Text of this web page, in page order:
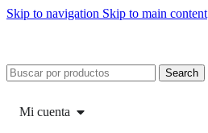
Skip to navigation Skip to main content
Search
Mi cuenta